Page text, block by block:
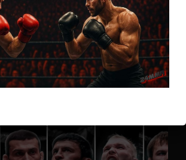
Браун — Николас Далби
один бой, реклама есть, а когда
загрузка видео длиною в жизнь.